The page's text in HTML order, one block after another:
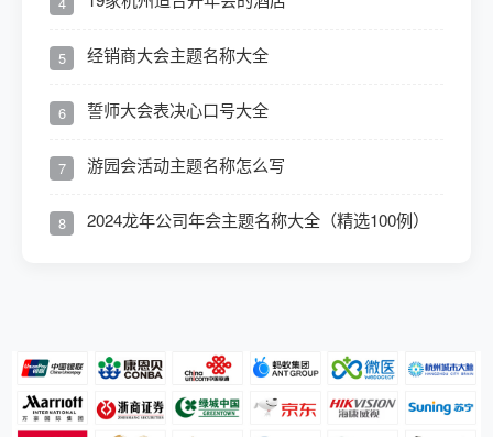
5 经销商大会主题名称大全
6 誓师大会表决心口号大全
7 游园会活动主题名称怎么写
8 2024龙年公司年会主题名称大全（精选100例）